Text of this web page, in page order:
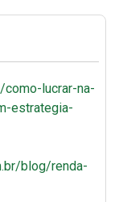
lucrar-na-
estrategia-
blog/renda-